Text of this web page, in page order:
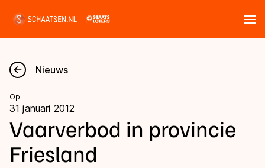
Nieuws
Kalender
Disciplines
Nieuws
Op
31 januari 2012
Vaarverbod in provincie
Friesland